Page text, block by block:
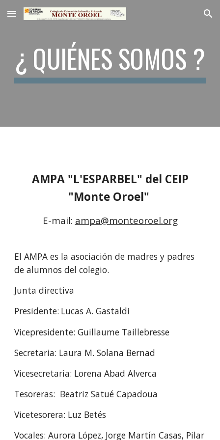
Skip to main content Skip to navigation
¿ QUIÉNES SOMOS ?
AMPA "L'ESPARBEL" del CEIP
"Monte Oroel"
E-mail: ampa@monteoroel.org
El AMPA es la asociación de madres y padres
de alumnos del colegio.
Junta directiva
Presidente: Lucas A. Gastaldi
Vicepresidente: Guillaume Taillebresse
Secretaria: Laura M. Solana Bernad
Vicesecretaria: LorenaAbad Alverca
Tesoreras: Beatriz Satué Capadoua
Vicetesorera: Luz Betés
Vocales:Aurora López, Jorge Martín Casas, Pilar